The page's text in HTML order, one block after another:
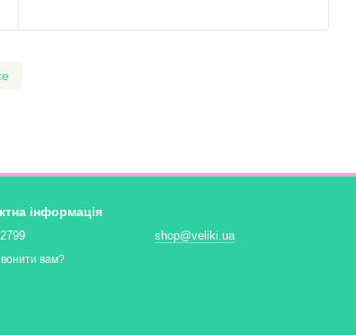
інформація
вам?
shop@veliki.ua